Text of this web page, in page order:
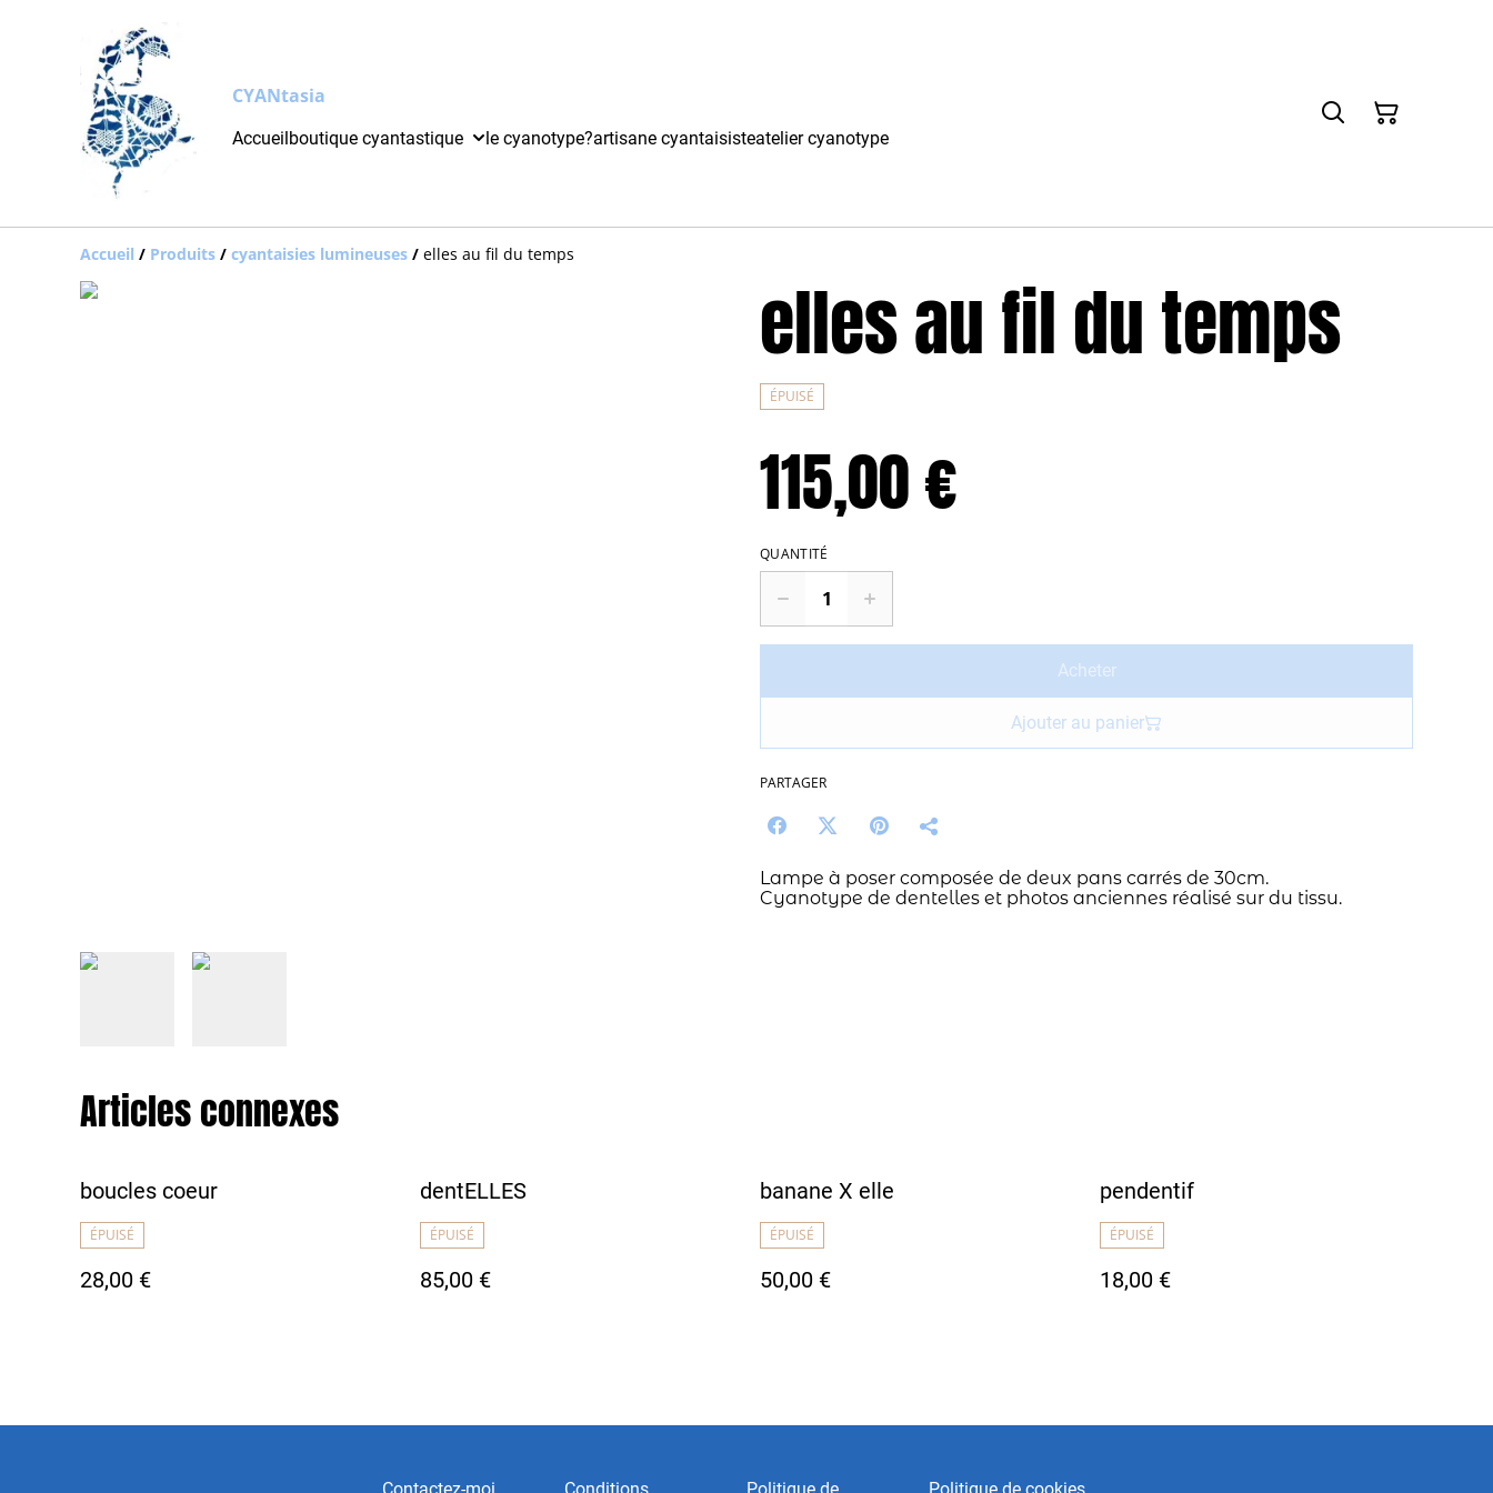
CYANtasia
Accueilboutique cyantastique le cyanotype?artisane cyantaisisteatelier cyanotype
Accueil / Produits / cyantaisies lumineuses / elles au fil du temps
elles au fil du temps
ÉPUISÉ
115,00 €
QUANTITÉ
Acheter
Ajouter au panier
PARTAGER
Lampe à poser composée de deux pans carrés de 30cm.
Cyanotype de dentelles et photos anciennes réalisé sur du tissu.
Articles connexes
boucles coeur
ÉPUISÉ
28,00 €
dentELLES
ÉPUISÉ
85,00 €
banane X elle
ÉPUISÉ
50,00 €
pendentif
ÉPUISÉ
18,00 €